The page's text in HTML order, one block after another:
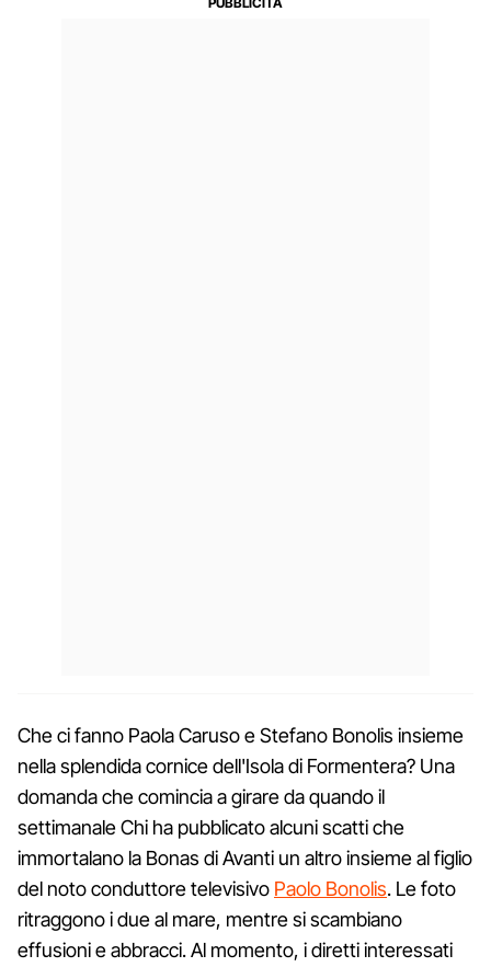
Che ci fanno Paola Caruso e Stefano Bonolis insieme
nella splendida cornice dell'Isola di Formentera? Una
domanda che comincia a girare da quando il
settimanale Chi ha pubblicato alcuni scatti che
immortalano la Bonas di Avanti un altro insieme al figlio
del noto conduttore televisivo Paolo Bonolis. Le foto
ritraggono i due al mare, mentre si scambiano
effusioni e abbracci. Al momento, i diretti interessati